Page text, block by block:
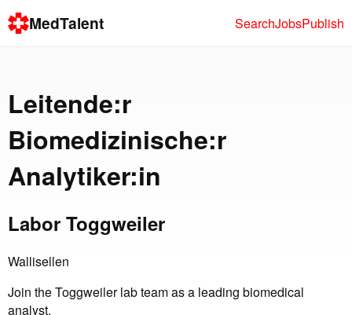
MedTalent SearchJobsPublish
Leitende:r
Biomedizinische:r
Analytiker:in
Labor Toggweiler
Wallisellen
Join the Toggweiler lab team as a leading biomedical
analyst.